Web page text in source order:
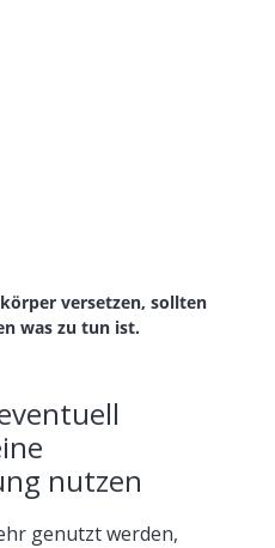
versetzen, sollten
was zu tun ist.
nutzen
genutzt werden,